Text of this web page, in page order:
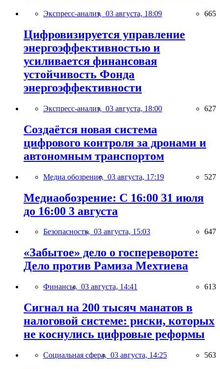
Экспресс-анализ, 03 августа, 18:09 665
Цифровизируется управление
энергоэффективностью и
усиливается финансовая
устойчивость Фонда
энергоэффективности
Экспресс-анализ, 03 августа, 18:00 627
Создаётся новая система
цифрового контроля за дронами и
автономным транспортом
Медиа обозрение, 03 августа, 17:19 527
Медиаобозрение: С 16:00 31 июля
до 16:00 3 августа
Безопасность, 03 августа, 15:03 647
«Забытое» дело о госперевороте:
Дело против Рамиза Мехтиева
Финансы, 03 августа, 14:41 613
Сигнал на 200 тысяч манатов в
налоговой системе: риски, которых
не коснулись цифровые реформы
Социальная сфера, 03 августа, 14:25 563